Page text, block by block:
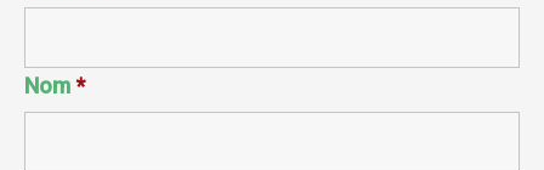
Nom*